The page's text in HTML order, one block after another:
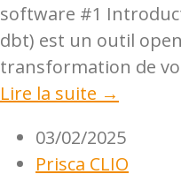
software #1
dbt) est un outil
transformation de
Lire la suite →
03/02/2025
Prisca CLIO